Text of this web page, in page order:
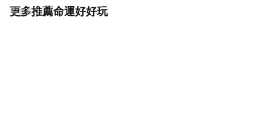
更多推薦命運好好玩
看更多